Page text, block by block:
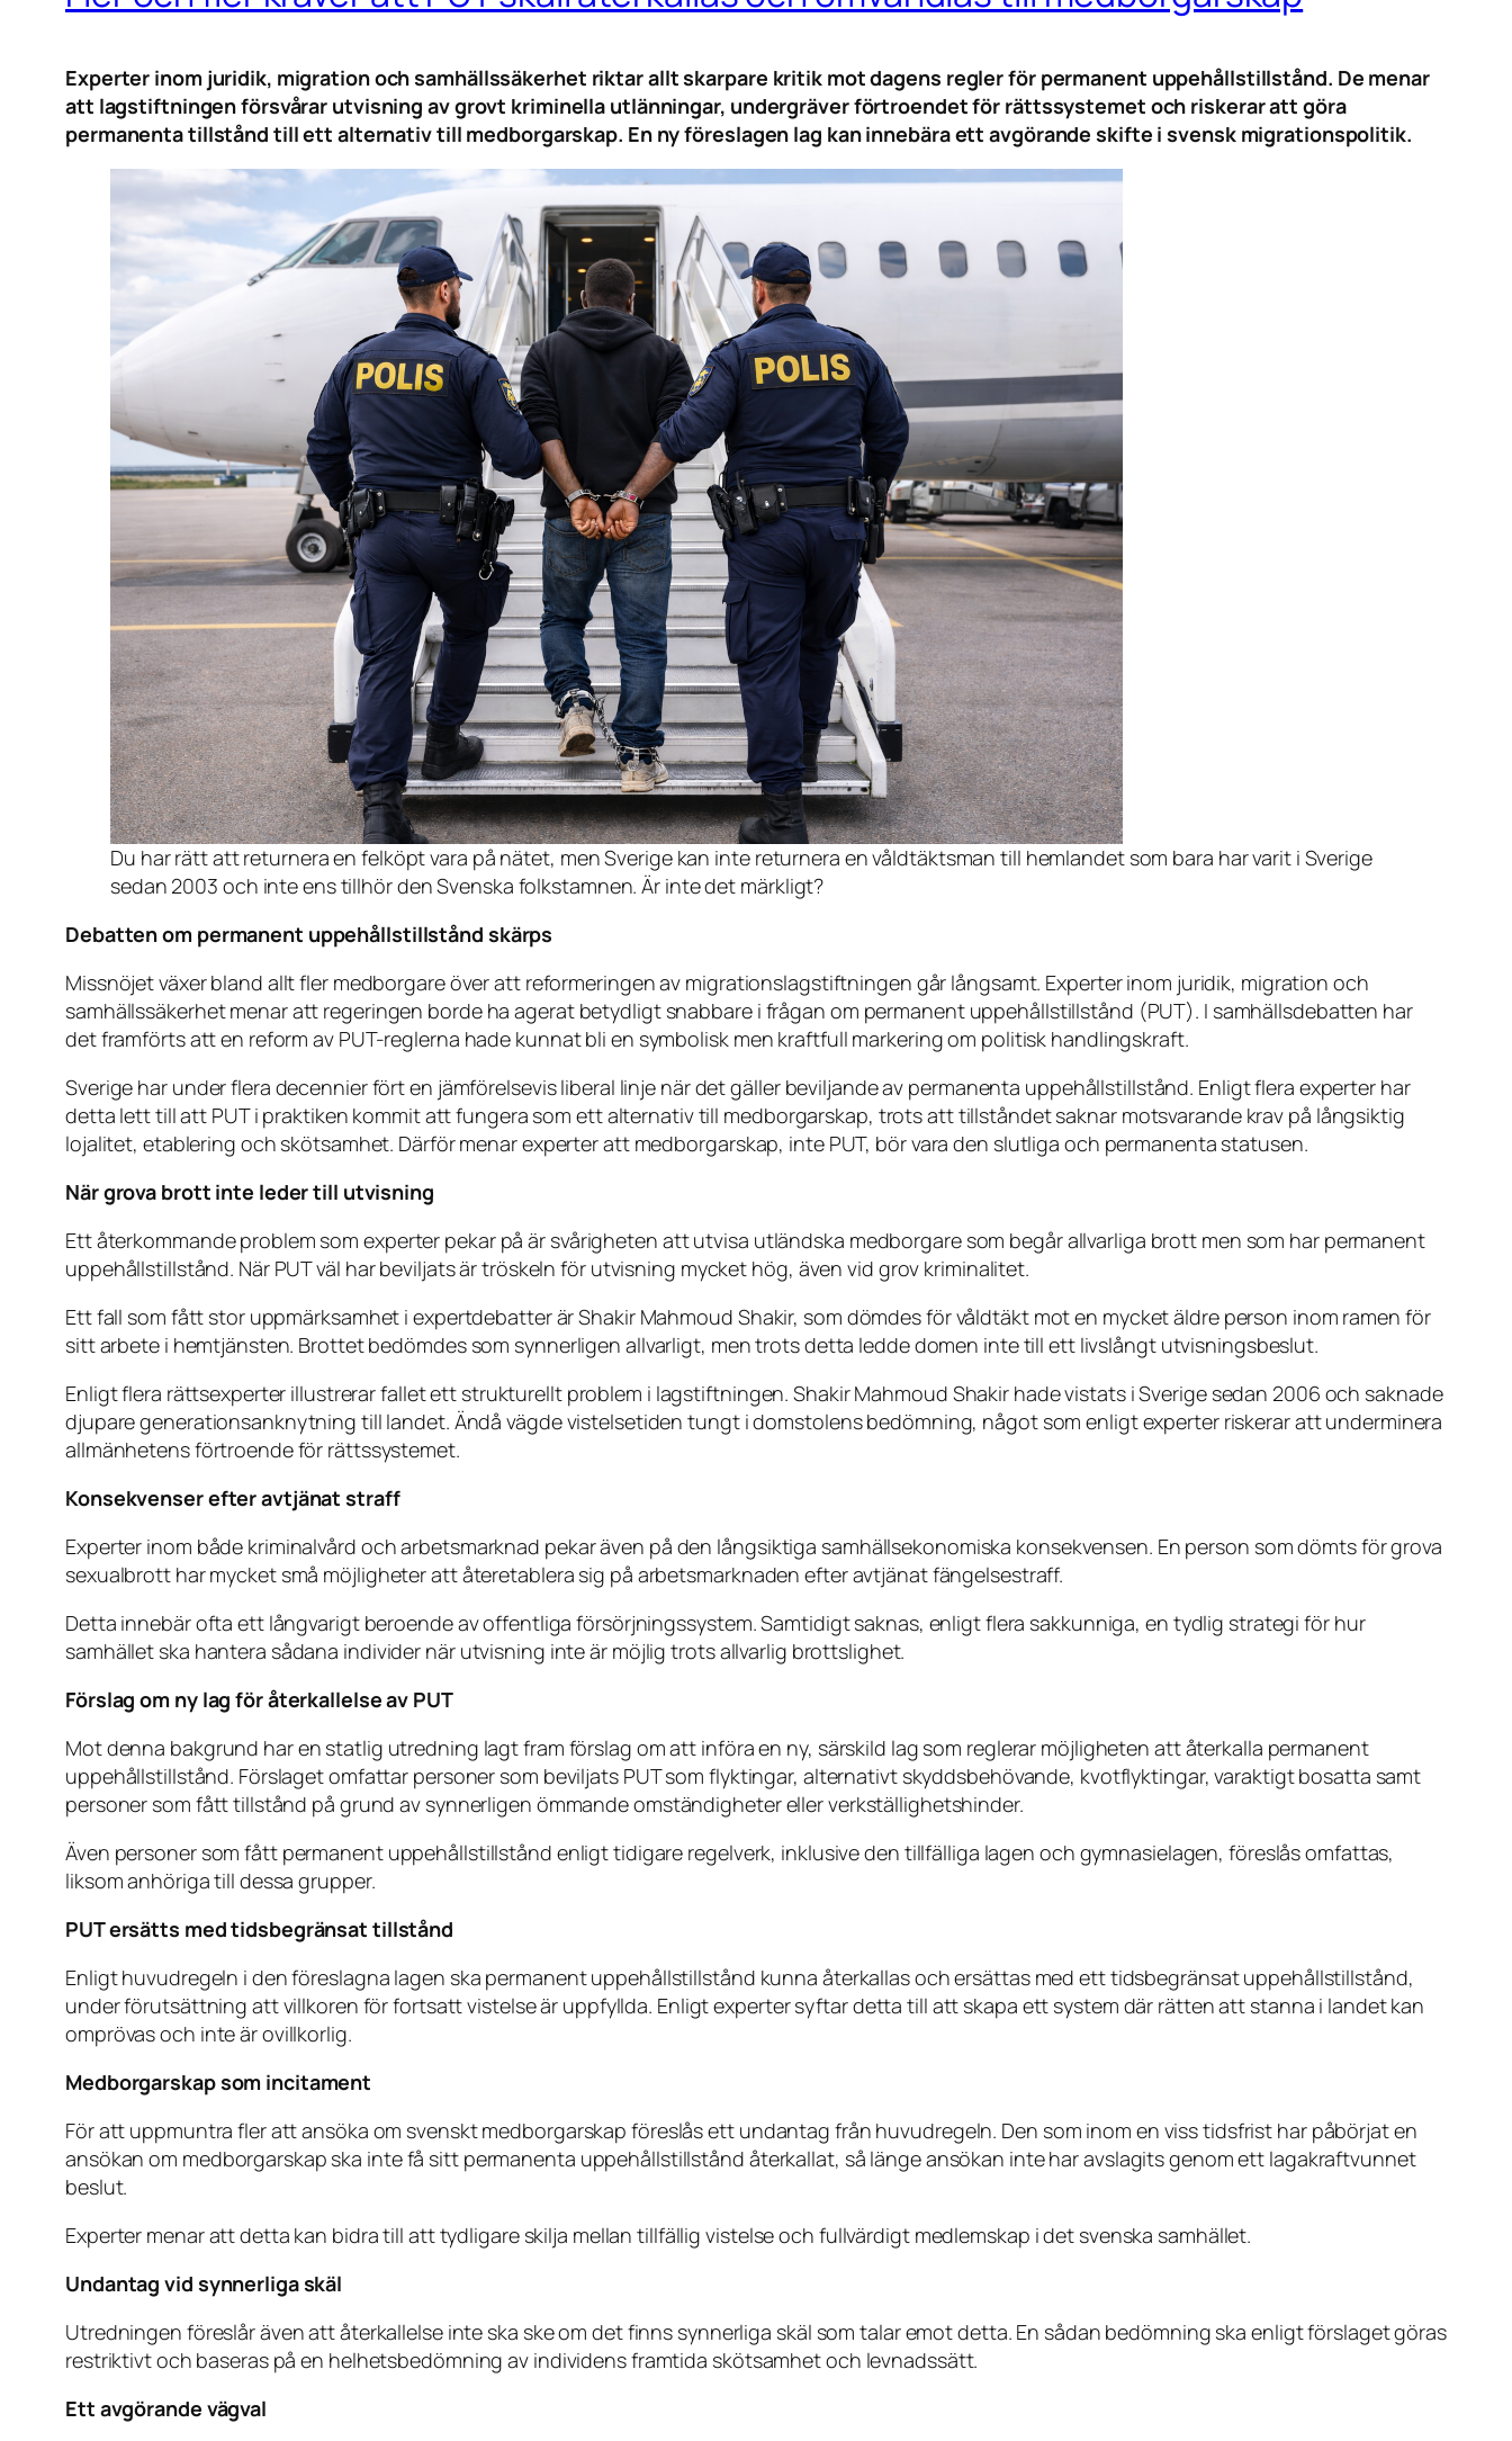
Experter inom juridik, migration och samhällssäkerhet riktar allt skarpare kritik mot dagens regler för permanent uppehållstillstånd. De menar
att lagstiftningen försvårar utvisning av grovt kriminella utlänningar, undergräver förtroendet för rättssystemet och riskerar att göra
permanenta tillstånd till ett alternativ till medborgarskap. En ny föreslagen lag kan innebära ett avgörande skifte i svensk migrationspolitik.
Du har rätt att returnera en felköpt vara på nätet, men Sverige kan inte returnera en våldtäktsman till hemlandet som bara har varit i Sverige
sedan 2003 och inte ens tillhör den Svenska folkstamnen. Är inte det märkligt?
Debatten om permanent uppehållstillstånd skärps
Missnöjet växer bland allt fler medborgare över att reformeringen av migrationslagstiftningen går långsamt. Experter inom juridik, migration och
samhällssäkerhet menar att regeringen borde ha agerat betydligt snabbare i frågan om permanent uppehållstillstånd (PUT). I samhällsdebatten har
det framförts att en reform av PUT-reglerna hade kunnat bli en symbolisk men kraftfull markering om politisk handlingskraft.
Sverige har under flera decennier fört en jämförelsevis liberal linje när det gäller beviljande av permanenta uppehållstillstånd. Enligt flera experter har
detta lett till att PUT i praktiken kommit att fungera som ett alternativ till medborgarskap, trots att tillståndet saknar motsvarande krav på långsiktig
lojalitet, etablering och skötsamhet. Därför menar experter att medborgarskap, inte PUT, bör vara den slutliga och permanenta statusen.
När grova brott inte leder till utvisning
Ett återkommande problem som experter pekar på är svårigheten att utvisa utländska medborgare som begår allvarliga brott men som har permanent
uppehållstillstånd. När PUT väl har beviljats är tröskeln för utvisning mycket hög, även vid grov kriminalitet.
Ett fall som fått stor uppmärksamhet i expertdebatter är Shakir Mahmoud Shakir, som dömdes för våldtäkt mot en mycket äldre person inom ramen för
sitt arbete i hemtjänsten. Brottet bedömdes som synnerligen allvarligt, men trots detta ledde domen inte till ett livslångt utvisningsbeslut.
Enligt flera rättsexperter illustrerar fallet ett strukturellt problem i lagstiftningen. Shakir Mahmoud Shakir hade vistats i Sverige sedan 2006 och saknade
djupare generationsanknytning till landet. Ändå vägde vistelsetiden tungt i domstolens bedömning, något som enligt experter riskerar att underminera
allmänhetens förtroende för rättssystemet.
Konsekvenser efter avtjänat straff
Experter inom både kriminalvård och arbetsmarknad pekar även på den långsiktiga samhällsekonomiska konsekvensen. En person som dömts för grova
sexualbrott har mycket små möjligheter att återetablera sig på arbetsmarknaden efter avtjänat fängelsestraff.
Detta innebär ofta ett långvarigt beroende av offentliga försörjningssystem. Samtidigt saknas, enligt flera sakkunniga, en tydlig strategi för hur
samhället ska hantera sådana individer när utvisning inte är möjlig trots allvarlig brottslighet.
Förslag om ny lag för återkallelse av PUT
Mot denna bakgrund har en statlig utredning lagt fram förslag om att införa en ny, särskild lag som reglerar möjligheten att återkalla permanent
uppehållstillstånd. Förslaget omfattar personer som beviljats PUT som flyktingar, alternativt skyddsbehövande, kvotflyktingar, varaktigt bosatta samt
personer som fått tillstånd på grund av synnerligen ömmande omständigheter eller verkställighetshinder.
Även personer som fått permanent uppehållstillstånd enligt tidigare regelverk, inklusive den tillfälliga lagen och gymnasielagen, föreslås omfattas,
liksom anhöriga till dessa grupper.
PUT ersätts med tidsbegränsat tillstånd
Enligt huvudregeln i den föreslagna lagen ska permanent uppehållstillstånd kunna återkallas och ersättas med ett tidsbegränsat uppehållstillstånd,
under förutsättning att villkoren för fortsatt vistelse är uppfyllda. Enligt experter syftar detta till att skapa ett system där rätten att stanna i landet kan
omprövas och inte är ovillkorlig.
Medborgarskap som incitament
För att uppmuntra fler att ansöka om svenskt medborgarskap föreslås ett undantag från huvudregeln. Den som inom en viss tidsfrist har påbörjat en
ansökan om medborgarskap ska inte få sitt permanenta uppehållstillstånd återkallat, så länge ansökan inte har avslagits genom ett lagakraftvunnet
beslut.
Experter menar att detta kan bidra till att tydligare skilja mellan tillfällig vistelse och fullvärdigt medlemskap i det svenska samhället.
Undantag vid synnerliga skäl
Utredningen föreslår även att återkallelse inte ska ske om det finns synnerliga skäl som talar emot detta. En sådan bedömning ska enligt förslaget göras
restriktivt och baseras på en helhetsbedömning av individens framtida skötsamhet och levnadssätt.
Ett avgörande vägval